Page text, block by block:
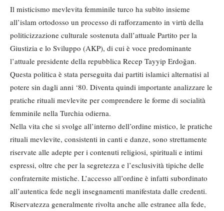
Il misticismo mevlevita femminile turco ha subìto insieme
all’islam ortodosso un processo di rafforzamento in virtù della
politicizzazione culturale sostenuta dall’attuale Partito per la
Giustizia e lo Sviluppo (AKP), di cui è voce predominante
l’attuale presidente della repubblica Recep Tayyip Erdoğan.
Questa politica è stata perseguita dai partiti islamici alternatisi al
potere sin dagli anni ‘80. Diventa quindi importante analizzare le
pratiche rituali mevlevite per comprendere le forme di socialità
femminile nella Turchia odierna.
Nella vita che si svolge all’interno dell’ordine mistico, le pratiche
rituali mevlevite, consistenti in canti e danze, sono strettamente
riservate alle adepte per i contenuti religiosi, spirituali e intimi
espressi, oltre che per la segretezza e l’esclusività tipiche delle
confraternite mistiche. L’accesso all’ordine è infatti subordinato
all’autentica fede negli insegnamenti manifestata dalle credenti.
Riservatezza generalmente rivolta anche alle estranee alla fede,